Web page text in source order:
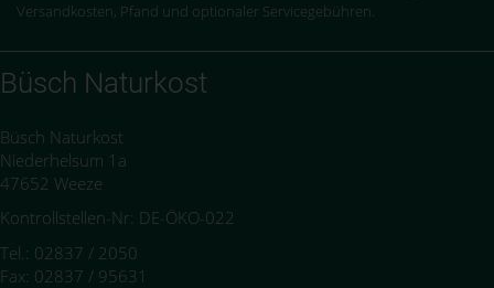
Versandkosten, Pfand und optionaler Servicegebühren.
Büsch Naturkost
Büsch Naturkost
Niederhelsum 1a
47652 Weeze
Kontrollstellen-Nr: DE-ÖKO-022
Tel.: 02837 / 2050
Fax: 02837 / 95631